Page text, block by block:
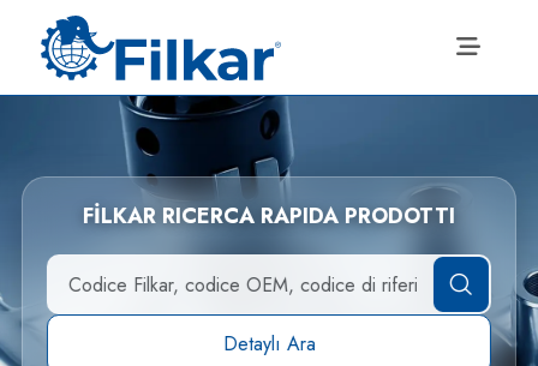
FİLKAR RICERCA RAPIDA PRODOTTI
Detaylı Ara